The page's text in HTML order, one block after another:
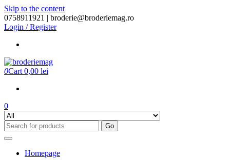
Skip to the content
0758911921 | broderie@broderiemag.ro
Login / Register
0Cart 0,00 lei
0
Go
Homepage